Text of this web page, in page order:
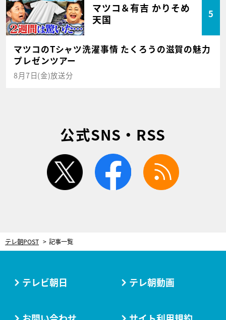
マツコ＆有吉 かりそめ
天国
5
マツコのTシャツ洗濯事情 たくろうの滋賀の魅力
プレゼンツアー
8月7日(金)放送分
公式SNS・RSS
twitter facebook
テレ朝POST 記事一覧
テレビ朝日 テレ朝動画